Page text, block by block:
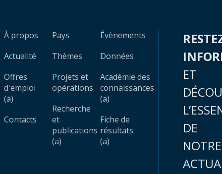
À propos
Actualité
Offres
d'emploi
(a)
Contacts
Pays
Thèmes
Projets et
opérations
Recherche
et
publications
(a)
Évènements
Données
Académie des
connaissances
(a)
Fiche de
résultats
(a)
ET
DE
NOTRE